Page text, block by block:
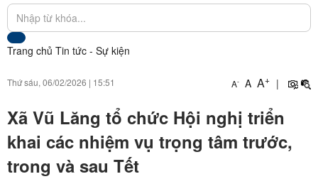
Trang chủ Tin tức - Sự kiện
Thứ sáu, 06/02/2026 | 15:51 A- A A+ |
Xã Vũ Lăng tổ chức Hội nghị triển
khai các nhiệm vụ trọng tâm trước,
trong và sau Tết